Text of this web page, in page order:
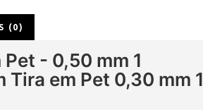
(0)
- 0,50 mm 1
em Pet 0,30 mm 1